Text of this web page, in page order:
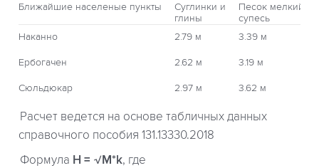
Ближайшие населеные пункты
Суглинки и
глины
Песок мелкий,
супесь
Наканно
2.79 м 3.39 м
Ербогачен 2.62 м 3.19 м
Сюльдюкар 2.97 м 3.62 м
Расчет ведется на основе табличных данных
справочного пособия 131.13330.2018
Формула H = √M*k, где